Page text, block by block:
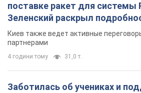
поставке ракет для
Зеленский раскрыл
Киев также ведет активные
партнерами
4 години тому 31,0 т.
Заботилась об учениках и